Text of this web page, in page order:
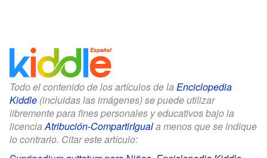
Todo el contenido de los artículos de la Enciclopedia
Kiddle (incluidas las imágenes) se puede utilizar
libremente para fines personales y educativos bajo la
licenciaAtribución-CompartirIguala menos que se indique
lo contrario. Citar este artículo: